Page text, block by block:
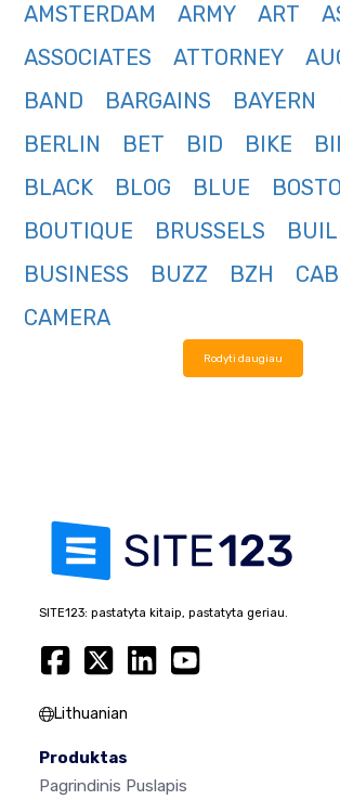
AMSTERDAM
ARMY ART
ASSOCIATES
ATTORNEY
BAND
BARGAINS BAYERN
BERLIN
BET BID BIKE
BLACK
BLOG BLUE
BOUTIQUE
BRUSSELS
BUSINESS
BUZZ BZH CAB
CAMERA
Rodyti daugiau
SITE123: pastatyta kitaip, pastatyta geriau.
Lithuanian
Produktas
Pagrindinis Puslapis